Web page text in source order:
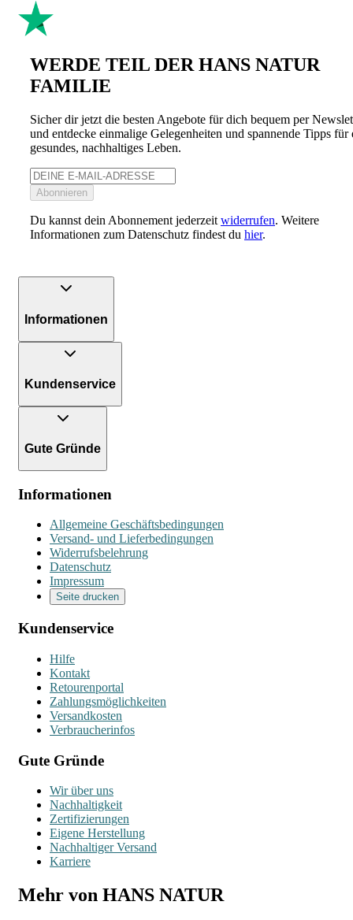
WERDE TEIL DER HANS NATUR
FAMILIE
Sicher dir jetzt die besten Angebote für dich bequem per
und entdecke einmalige Gelegenheiten und spannende Tipps für
gesundes, nachhaltiges Leben.
Abonnieren
Du kannst dein Abonnement jederzeit widerrufen. Weitere
Informationen zum Datenschutz findest du hier.
Informationen
Kundenservice
Gute Gründe
Informationen
Allgemeine Geschäftsbedingungen
Versand- und Lieferbedingungen
Widerrufsbelehrung
Datenschutz
Impressum
Seite drucken
Kundenservice
Hilfe
Kontakt
Retourenportal
Zahlungsmöglichkeiten
Versandkosten
Verbraucherinfos
Gute Gründe
Wir über uns
Nachhaltigkeit
Zertifizierungen
Eigene Herstellung
Nachhaltiger Versand
Karriere
Mehr von HANS NATUR